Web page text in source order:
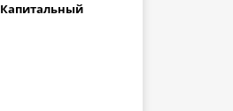
Капитальный